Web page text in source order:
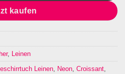
kaufen
, Leinen
Leinen Neon Croissant